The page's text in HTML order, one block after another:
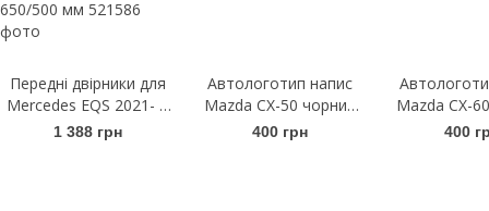
Передні двірники для
Mercedes EQS 2021- |
Щітки склоочисника
1 388 грн
Автологотип напис
Mazda CX-50 чорний
глянець
400 грн
Mazda CX-
400